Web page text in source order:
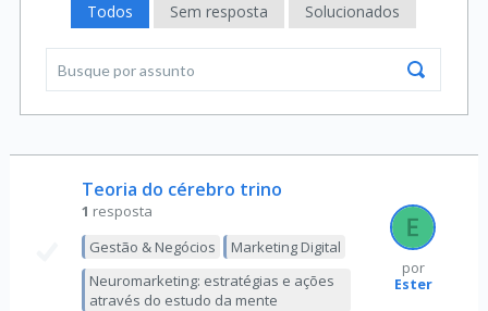
Todos Sem resposta Solucionados
Teoria do cérebro trino
1 resposta
Gestão & Negócios
Marketing Digital
Neuromarketing: estratégias e ações
através do estudo da mente
por
Ester